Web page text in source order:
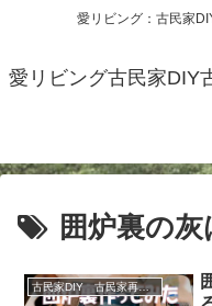
愛リビング：古民家
愛リビング古民家DIY
囲炉裏の灰
古民家DIY 古民家再生 別荘 リフォーム 小屋 薪ストーブ